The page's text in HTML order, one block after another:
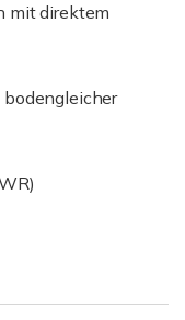
mit direktem